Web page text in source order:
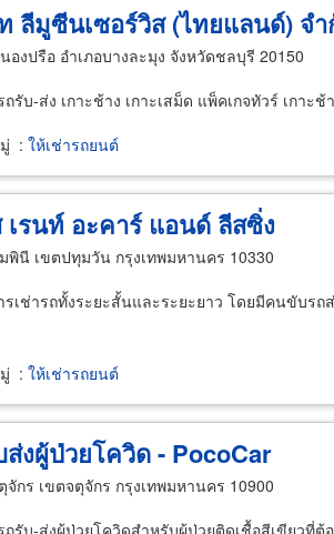
ลีมูซีนเซอร์วิส (ไทยแลนด์) จ
องปรือ อำเภอบางละมุง จังหวัดชลบุรี 20150
รับ-ส่ง เกาะช้าง เกาะเสม็ด แพ็คเกจทัวร์ เกาะช้
: ให้เช่ารถยนต์
เรนท์ อะคาร์ แอนด์ ลีสซิ่ง
พินี เขตปทุมวัน กรุงเทพมหานคร 10330
รเช่ารถทั้งระยะสั้นและระยะยาว โดยมีคนขับร
: ให้เช่ารถยนต์
ส่งผู้ป่วยโควิด - PocoCar
จักร เขตจตุจักร กรุงเทพมหานคร 10900
ถรับ-ส่งผู้ป่วยโควิดสำหรับผู้ป่วยติดเชื้อสีเขียวที่